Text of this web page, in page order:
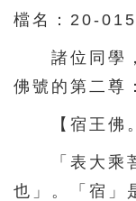
檔名：20-
諸位同學，
佛號的第二尊：
【宿王佛
「表大乘菩
也」。「宿」